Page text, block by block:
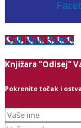
Call Now Button
Knjižara "Odisej"
Pokrenite točak i